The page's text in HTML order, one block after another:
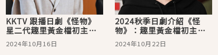
KKTV 跟播日劇《怪物》
星二代趣里黃金檔初主演
超緊張 靠吃「迴轉壽司」
放鬆
2024年10月16日
2024秋季日劇介紹《怪
物》：趣里黃金檔初主
演！扮演可愛爆棚的新人
律師
2024年10月22日